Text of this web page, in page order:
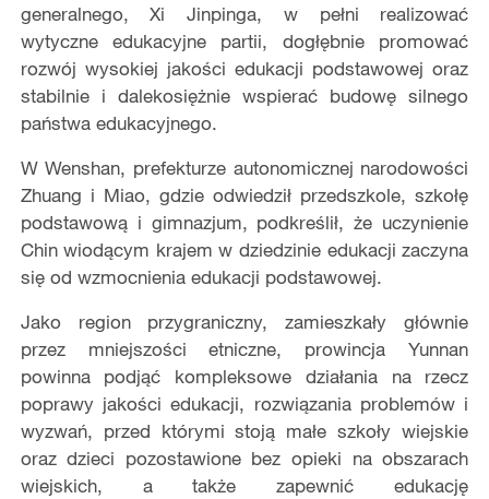
generalnego, Xi Jinpinga, w pełni realizować
wytyczne edukacyjne partii, dogłębnie promować
rozwój wysokiej jakości edukacji podstawowej oraz
stabilnie i dalekosiężnie wspierać budowę silnego
państwa edukacyjnego.
W Wenshan, prefekturze autonomicznej narodowości
Zhuang i Miao, gdzie odwiedził przedszkole, szkołę
podstawową i gimnazjum, podkreślił, że uczynienie
Chin wiodącym krajem w dziedzinie edukacji zaczyna
się od wzmocnienia edukacji podstawowej.
Jako region przygraniczny, zamieszkały głównie
przez mniejszości etniczne, prowincja Yunnan
powinna podjąć kompleksowe działania na rzecz
poprawy jakości edukacji, rozwiązania problemów i
wyzwań, przed którymi stoją małe szkoły wiejskie
oraz dzieci pozostawione bez opieki na obszarach
wiejskich, a także zapewnić edukację